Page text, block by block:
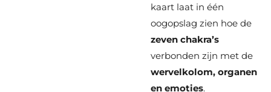
kaart laat in één
oogopslag zien hoe de
zeven chakra’s
verbonden zijn met de
wervelkolom, organen
en emoties.